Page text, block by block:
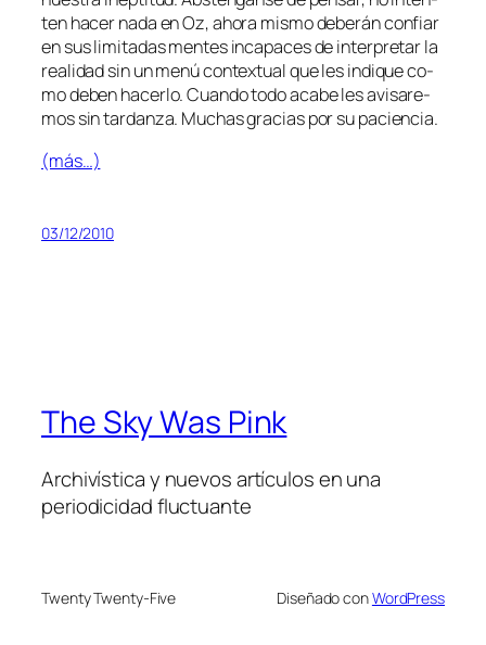
ten ha­cer na­da en Oz, aho­ra mis­mo de­be­rán con­fiar
en sus li­mi­ta­das men­tes in­ca­pa­ces de in­ter­pre­tar la
reali­dad sin un me­nú con­tex­tual que les in­di­que co­
mo de­ben ha­cer­lo. Cuando to­do aca­be les avi­sa­re­
mos sin tar­dan­za. Muchas gra­cias por su paciencia.
(más…)
03/12/2010
The Sky Was Pink
Archivística y nuevos artículos en una
periodicidad fluctuante
Twenty Twenty-Five Diseñado conWordPress